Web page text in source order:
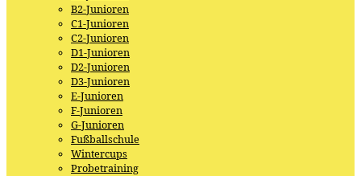
B2-Junioren
C1-Junioren
C2-Junioren
D1-Junioren
D2-Junioren
D3-Junioren
E-Junioren
F-Junioren
G-Junioren
Fußballschule
Wintercups
Probetraining